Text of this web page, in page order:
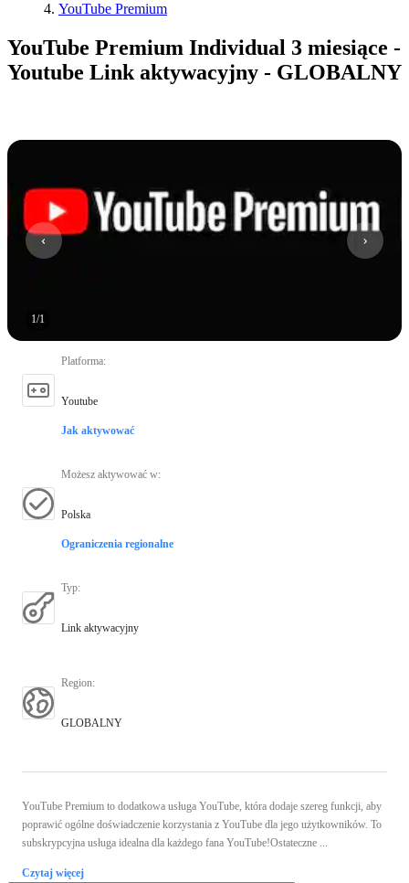
YouTube Premium
YouTube Premium Individual 3 miesiące -
Youtube Link aktywacyjny - GLOBALNY
1/1
Platforma:
Youtube
Jak aktywować
Możesz aktywować w:
Polska
Ograniczenia regionalne
Typ:
Link aktywacyjny
Region:
GLOBALNY
YouTube Premium to dodatkowa usługa YouTube, która dodaje szereg funkcji, aby
poprawić ogólne doświadczenie korzystania z YouTube dla jego użytkowników. To
subskrypcyjna usługa idealna dla każdego fana YouTube!Ostateczne ...
Czytaj więcej